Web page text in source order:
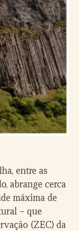
entre as
abrange cerca
máxima de
– que
(ZEC) da